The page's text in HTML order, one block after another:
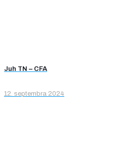
Juh TN – CFA
12. septembra 2024